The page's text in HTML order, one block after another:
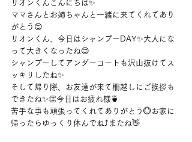
リオンくんこんにちは✨
ママさんとお姉ちゃんと一緒に来てくれてあり
がとう😊
リオンくん、今日はシャンプーDAY✨大人にな
って大きくなったね😊
シャンプーしてアンダーコートも沢山抜けてス
ッキリしたね✨
そして帰り際、お友達が来て柵越しにご挨拶も
できたね✨👏今日はお疲れ様🍵
苦手な事も頑張ってくれてありがとう💮お家に
帰ったらゆっくり休んでね⤴またね👋